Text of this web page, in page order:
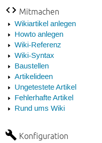
Mitmachen
Wikiartikel anlegen
Howto anlegen
Wiki-Referenz
Wiki-Syntax
Baustellen
Artikelideen
Ungetestete Artikel
Fehlerhafte Artikel
Rund ums Wiki
Konfiguration